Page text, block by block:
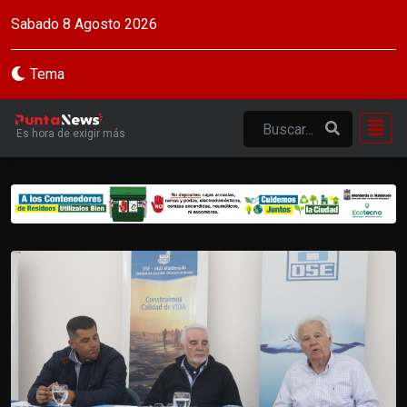
Sabado 8 Agosto 2026
Tema
Es hora de exigir más